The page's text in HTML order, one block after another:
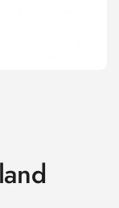
suivante